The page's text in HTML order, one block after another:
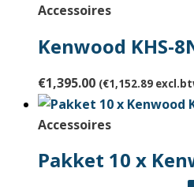
Accessoires
Kenwood KHS-
€1,395.00 (€1,152.89
Accessoires
Pakket 10 x